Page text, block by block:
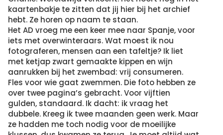
kaartenbakje te zitten dat jij hier bij het archief
hebt. Ze horen op naam te staan.
Het AD vroeg me een keer mee naar Spanje, voor
iets met overwinteraars. Wat moest ik nou
fotograferen, mensen aan een tafeltje? Ik liet
met ketjap zwart gemaakte kippen en wijn
aanrukken bij het zwembad: vrij consumeren.
Fles voor wie gaat zwemmen. Die foto hebben ze
over twee pagina’s gebracht. Voor vijftien
gulden, standaard. Ik dacht: ik vraag het
dubbele. Kreeg ik twee maanden geen werk. Maar
ze hadden me toch nodig voor de moeilijke